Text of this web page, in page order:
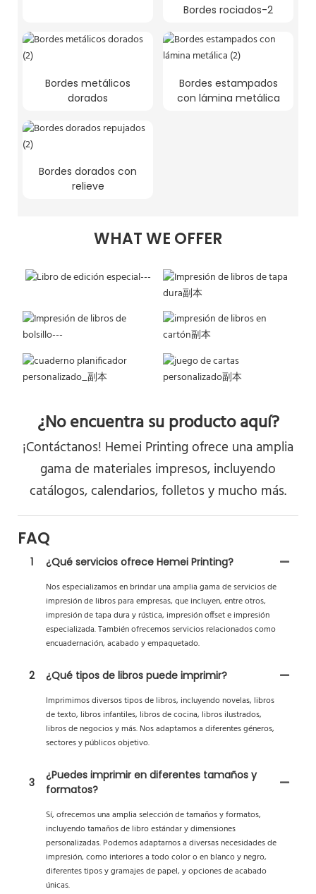
Bordes rociados-2
Bordes metálicos
dorados
Bordes estampados
con lámina metálica
Bordes dorados con
relieve
WHAT WE OFFER
¿No encuentra su producto aquí?
¡Contáctanos! Hemei Printing ofrece una amplia
gama de materiales impresos, incluyendo
catálogos, calendarios, folletos y mucho más.
FAQ
1
¿Qué servicios ofrece Hemei Printing?
Nos especializamos en brindar una amplia gama de servicios de
impresión de libros para empresas, que incluyen, entre otros,
impresión de tapa dura y rústica, impresión offset e impresión
especializada. También ofrecemos servicios relacionados como
encuadernación, acabado y empaquetado.
2
¿Qué tipos de libros puede imprimir?
Imprimimos diversos tipos de libros, incluyendo novelas, libros
de texto, libros infantiles, libros de cocina, libros ilustrados,
libros de negocios y más. Nos adaptamos a diferentes géneros,
sectores y públicos objetivo.
3
¿Puedes imprimir en diferentes tamaños y
formatos?
Sí, ofrecemos una amplia selección de tamaños y formatos,
incluyendo tamaños de libro estándar y dimensiones
personalizadas. Podemos adaptarnos a diversas necesidades de
impresión, como interiores a todo color o en blanco y negro,
diferentes tipos y gramajes de papel, y opciones de acabado
únicas.